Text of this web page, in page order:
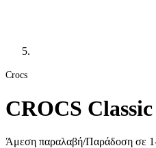
Crocs
CROCS
Άμεση παραλαβή/Παράδοση σε